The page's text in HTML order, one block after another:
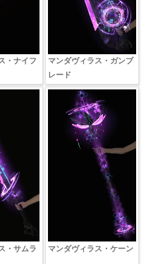
・ナイフ
マンダヴィラス・ガンブ
レード
・サムラ
マンダヴィラス・ケーン